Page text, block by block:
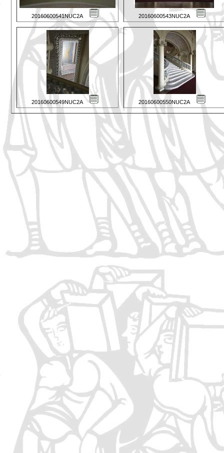
20160600541NUC2A 20160600543NUC2A
20160600549NUC2A 20160600550NUC2A